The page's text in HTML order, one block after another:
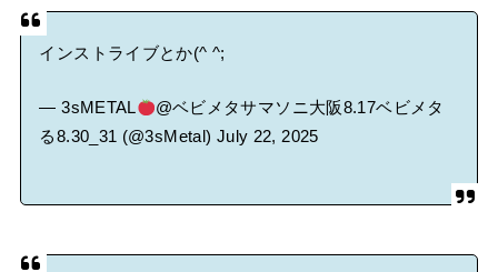
インストライブとか(^ ^;
— 3sMETAL
@ベビメタサマソニ大阪8.17ベビメタ
る8.30_31 (@3sMetal) July 22, 2025